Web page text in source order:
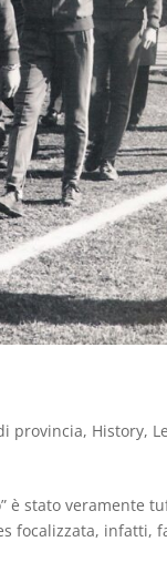
provincia, History,
stato veramente
focalizzata, infatti,